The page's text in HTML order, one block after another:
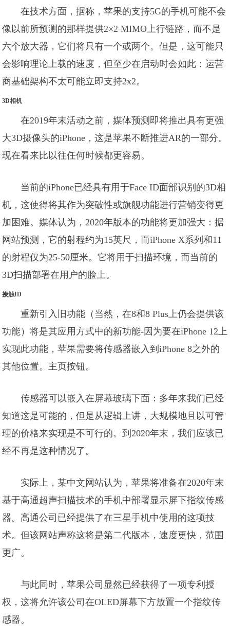
在技​​术方面，据称，苹果的支持5G的手机可能不会
像以前所预测的那样提供2×2 MIMO上行链路，而不是
六个放大器，它们将只有一个或两个。但是，这可能只
会影响理论上载的速度，但至少在启动时会如此：运营
商基础架构不太可能立即支持2x2。
3D相机
在2019年末活动之前，媒体预测即将推出具有更强
大3D摄像头的iPhone，这是苹果不断推进AR的一部分。
现在看来比以往任何时候都更容易。
当前的iPhone已经具有用于Face ID面部识别的3D相
机，这使得将其作为突破性或旗舰功能进行营销变得更
加困难。媒体认为，2020年版本的功能将更加强大：据
网站预测，它的射程约为15英尺，而iPhone X系列和11
的射程仅为25-50厘米。它将用于扫描环境，而当前的
3D扫描部署在用户的脸上。
接触ID
重新引入旧功能（当然，在8和8 Plus上仍会提供该
功能）将是其应用方式中的新功能-因为要在iPhone 12上
实现此功能，苹果需要将传感器嵌入到iPhone 8之外的
其他位置。主页按钮。
传感器可以嵌入在屏幕玻璃下面：多年来我们已经
知道这是可能的，但是从逻辑上讲，大规模地且以可管
理的价格来实现是不可行的。到2020年末，我们应该已
经不再是这种情况了。
实际上，某中文网站认为，苹果将准备在2020年末
基于高通超声扫描技术的手机中部署显示屏下指纹传感
器。高通公司已经提供了在三星手机中使用的这项技
术。但该网站声称这将是第二代版本，速度更快，范围
更广。
与此同时，苹果公司显然已经获得了一项专利授
权，这将允许该公司在OLED屏幕下方放置一个指纹传
感器。